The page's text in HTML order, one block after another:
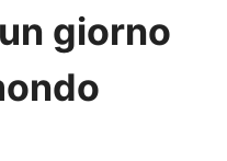
giorno